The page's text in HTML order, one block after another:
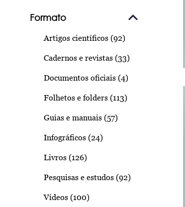
Formato
Artigos científicos (92)
Cadernos e revistas (33)
Documentos oficiais (4)
Folhetos e folders (113)
Guias e manuais (57)
Infográficos (24)
Livros (126)
Pesquisas e estudos (92)
Vídeos (100)